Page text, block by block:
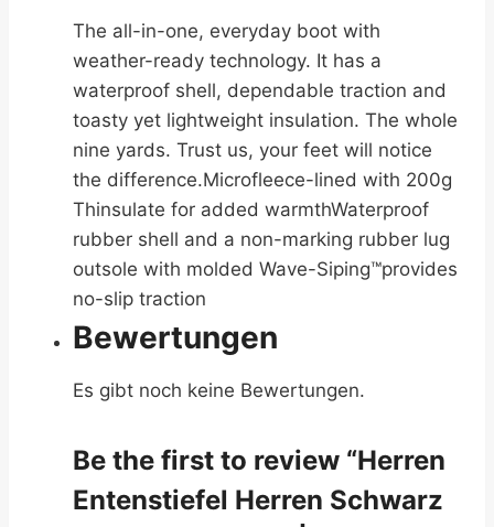
The all-in-one, everyday boot with
weather-ready technology. It has a
waterproof shell, dependable traction and
toasty yet lightweight insulation. The whole
nine yards. Trust us, your feet will notice
the difference.Microfleece-lined with 200g
Thinsulate for added warmthWaterproof
rubber shell and a non-marking rubber lug
outsole with molded Wave-Siping™provides
no-slip traction
Bewertungen
Es gibt noch keine Bewertungen.
Be the first to review “Herren
Entenstiefel Herren Schwarz